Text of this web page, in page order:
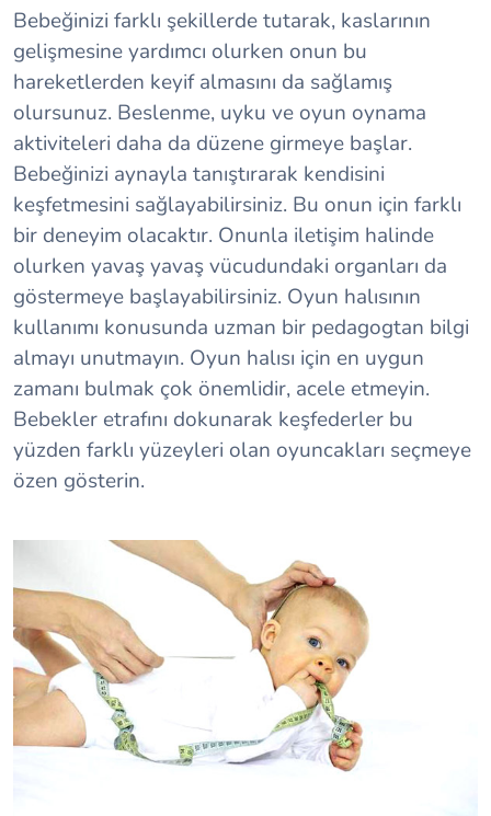
Bebeğinizi farklı şekillerde tutarak, kaslarının
gelişmesine yardımcı olurken onun bu
hareketlerden keyif almasını da sağlamış
olursunuz. Beslenme, uyku ve oyun oynama
aktiviteleri daha da düzene girmeye başlar.
Bebeğinizi aynayla tanıştırarak kendisini
keşfetmesini sağlayabilirsiniz. Bu onun için farklı
bir deneyim olacaktır. Onunla iletişim halinde
olurken yavaş yavaş vücudundaki organları da
göstermeye başlayabilirsiniz. Oyun halısının
kullanımı konusunda uzman bir pedagogtan bilgi
almayı unutmayın. Oyun halısı için en uygun
zamanı bulmak çok önemlidir, acele etmeyin.
Bebekler etrafını dokunarak keşfederler bu
yüzden farklı yüzeyleri olan oyuncakları seçmeye
özen gösterin.